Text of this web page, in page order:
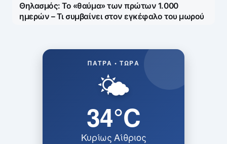
Θηλασμός: Το «θαύμα» των πρώτων 1.000
ημερών – Τι συμβαίνει στον εγκέφαλο του μωρού
ΠΆΤΡΑ • ΤΏΡΑ
🌤️
34°C
Κυρίως Αίθριος